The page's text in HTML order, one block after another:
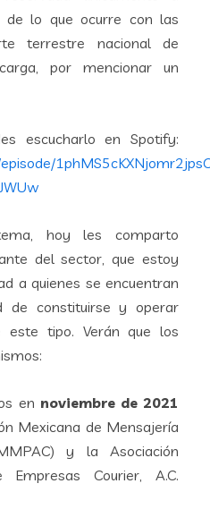
de lo que ocurre con las
terrestre nacional de
por mencionar un
escucharlo en Spotify:
hoy les comparto
del sector, que estoy
a quienes se encuentran
de constituirse y operar
este tipo. Verán que los
en noviembre de 2021
Mexicana de Mensajería
y la Asociación
Courier, A.C.